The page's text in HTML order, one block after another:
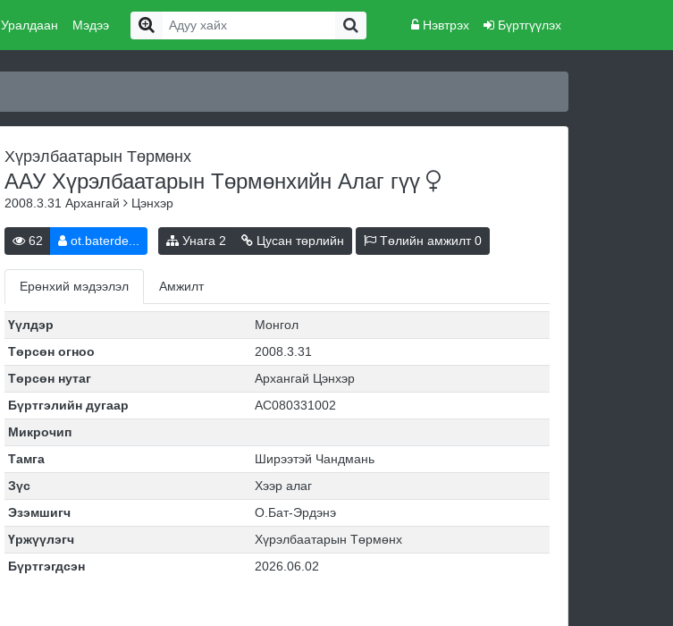
Уралдаан Мэдээ Нэвтрэх Бүртгүүлэх
Хүрэлбаатарын Төрмөнх
ААУ Хүрэлбаатарын Төрмөнхийн Алаг гүү
2008.3.31 Архангай Цэнхэр
62 ot.baterde... Унага 2 Цусан төрлийн Төлийн амжилт0
Ерөнхий мэдээлэл Амжилт
Үүлдэр
Монгол
Төрсөн огноо
2008.3.31
Төрсөн нутаг
Архангай Цэнхэр
Бүртгэлийн дугаар
АС080331002
Микрочип
Тамга
Ширээтэй Чандмань
Зүс
Хээр алаг
Эзэмшигч
О.Бат-Эрдэнэ
Үржүүлэгч
Хүрэлбаатарын Төрмөнх
Бүртгэгдсэн
2026.06.02